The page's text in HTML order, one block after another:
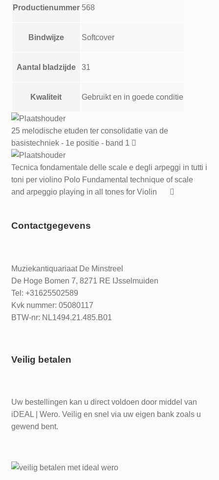
Productienummer 568
Bindwijze Softcover
Aantal bladzijde 31
Kwaliteit Gebruikt en in goede conditie
25 melodische etuden ter consolidatie van de
basistechniek - 1e positie - band 1
Tecnica fondamentale delle scale e degli arpeggi in tutti i
toni per violino Polo Fundamental technique of scale
and arpeggio playing in all tones for Violin
Contactgegevens
Muziekantiquariaat De Minstreel
De Hoge Bomen 7, 8271 RE IJsselmuiden
Tel: +31625502589
Kvk nummer: 05080117
BTW-nr: NL1494.21.485.B01
Veilig betalen
Uw bestellingen kan u direct voldoen door middel van
iDEAL | Wero. Veilig en snel via uw eigen bank zoals u
gewend bent.